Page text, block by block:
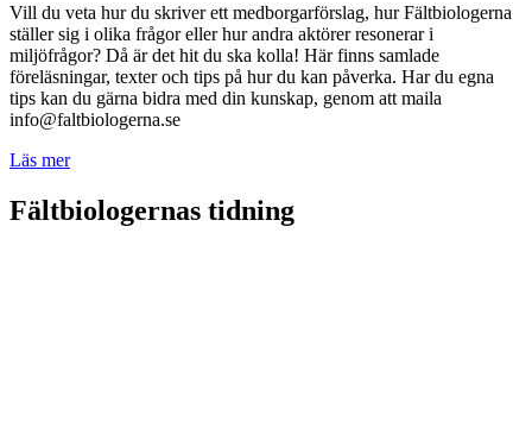
Vill du veta hur du skriver ett medborgarförslag, hur Fältbiologerna
ställer sig i olika frågor eller hur andra aktörer resonerar i
miljöfrågor? Då är det hit du ska kolla! Här finns samlade
föreläsningar, texter och tips på hur du kan påverka. Har du egna
tips kan du gärna bidra med din kunskap, genom att maila
info@faltbiologerna.se
Läs mer
Fältbiologernas tidning